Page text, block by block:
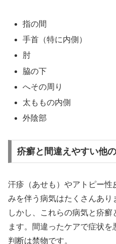
指の間
手首（特に内側）
肘
脇の下
へその周り
太ももの内側
外陰部
疥癬と間違えやすい他
汗疹（あせも）やアトピー
みを伴う病気はたくさんあり
しかし、これらの病気と疥
ます。間違ったケアで症状
判断は禁物です。